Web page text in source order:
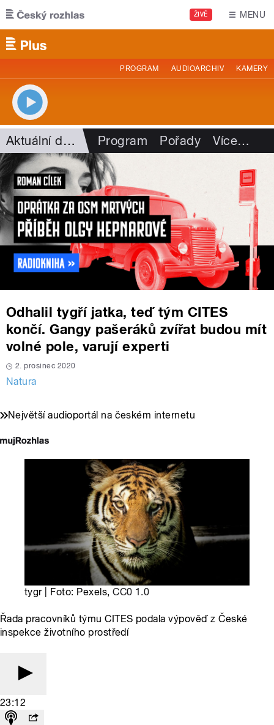
Přejít k hlavnímu obsahu
ŽIVĚ MENU
PROGRAM AUDIOARCHIV KAMERY
Aktuální dění Program Pořady Více…
Odhalil tygří jatka, teď tým CITES
končí. Gangy pašeráků zvířat budou mít
volné pole, varují experti
2. prosinec 2020
Natura
Největší audioportál na českém internetu
tygr | Foto: Pexels,CC0 1.0
Řada pracovníků týmu CITES podala výpověď z České
inspekce životního prostředí
23:12